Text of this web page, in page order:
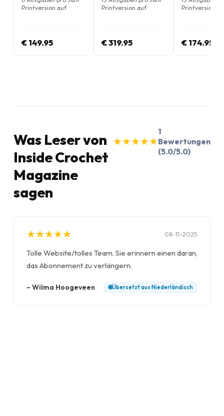
Printversion auf
€ 149.95
Printversion auf
€ 319.95
Printversion
€ 174.95
Was Leser von
Inside Crochet
Magazine
sagen
★
★★
★★
★★
★★
★
1
Bewertungen
(5.0/5.0)
★
★★
★★
★★
★★
★ 08-11-2025
Tolle Website/tolles Team. Sie erinnern einen daran,
das Abonnement zu verlängern.
– Wilma Hoogeveen 🌐Übersetzt aus Niederländisch